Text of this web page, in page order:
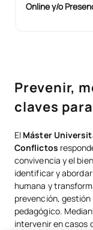
Online y/o
Prevenir,
claves
El Máster
Conflictos
convivencia y el
identificar y
humana y
prevención,
pedagógico.
intervenir en casos